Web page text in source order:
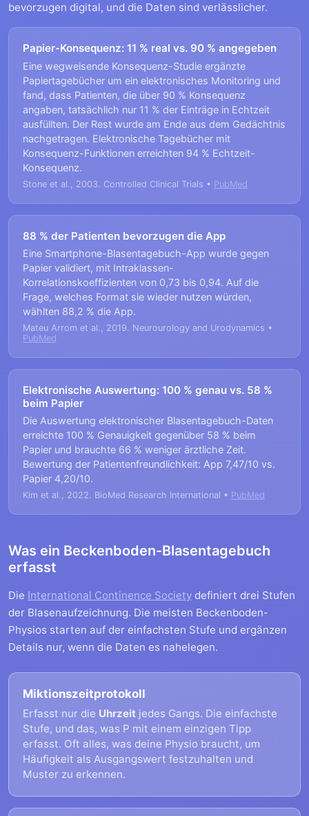
bevorzugen digital, und die Daten sind verlässlicher.
Papier-Konsequenz: 11 % real vs. 90 % angegeben
Eine wegweisende Konsequenz-Studie ergänzte
Papiertagebücher um ein elektronisches Monitoring und
fand, dass Patienten, die über 90 % Konsequenz
angaben, tatsächlich nur 11 % der Einträge in Echtzeit
ausfüllten. Der Rest wurde am Ende aus dem Gedächtnis
nachgetragen. Elektronische Tagebücher mit
Konsequenz-Funktionen erreichten 94 % Echtzeit-
Konsequenz.
Stone et al., 2003. Controlled Clinical Trials • PubMed
88 % der Patienten bevorzugen die App
Eine Smartphone-Blasentagebuch-App wurde gegen
Papier validiert, mit Intraklassen-
Korrelationskoeffizienten von 0,73 bis 0,94. Auf die
Frage, welches Format sie wieder nutzen würden,
wählten 88,2 % die App.
Mateu Arrom et al., 2019. Neurourology and Urodynamics •
PubMed
Elektronische Auswertung: 100 % genau vs. 58 %
beim Papier
Die Auswertung elektronischer Blasentagebuch-Daten
erreichte 100 % Genauigkeit gegenüber 58 % beim
Papier und brauchte 66 % weniger ärztliche Zeit.
Bewertung der Patientenfreundlichkeit: App 7,47/10 vs.
Papier 4,20/10.
Kim et al., 2022. BioMed Research International • PubMed
Was ein Beckenboden-Blasentagebuch
erfasst
Die International Continence Society definiert drei Stufen
der Blasenaufzeichnung. Die meisten Beckenboden-
Physios starten auf der einfachsten Stufe und ergänzen
Details nur, wenn die Daten es nahelegen.
Miktionszeitprotokoll
Erfasst nur die Uhrzeit jedes Gangs. Die einfachste
Stufe, und das, was P mit einem einzigen Tipp
erfasst. Oft alles, was deine Physio braucht, um
Häufigkeit als Ausgangswert festzuhalten und
Muster zu erkennen.